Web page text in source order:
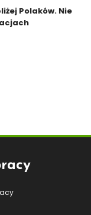
Polaków. Nie